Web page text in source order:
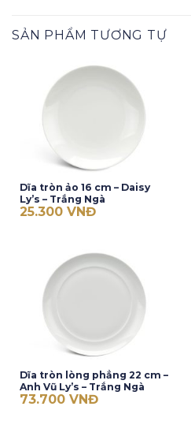
SẢN PHẨM TƯƠNG TỰ
Dĩa tròn ảo 16 cm – Daisy
Ly’s – Trắng Ngà
25.300 VNĐ
Dĩa tròn lòng phẳng 22 cm –
Anh Vũ Ly’s – Trắng Ngà
73.700 VNĐ